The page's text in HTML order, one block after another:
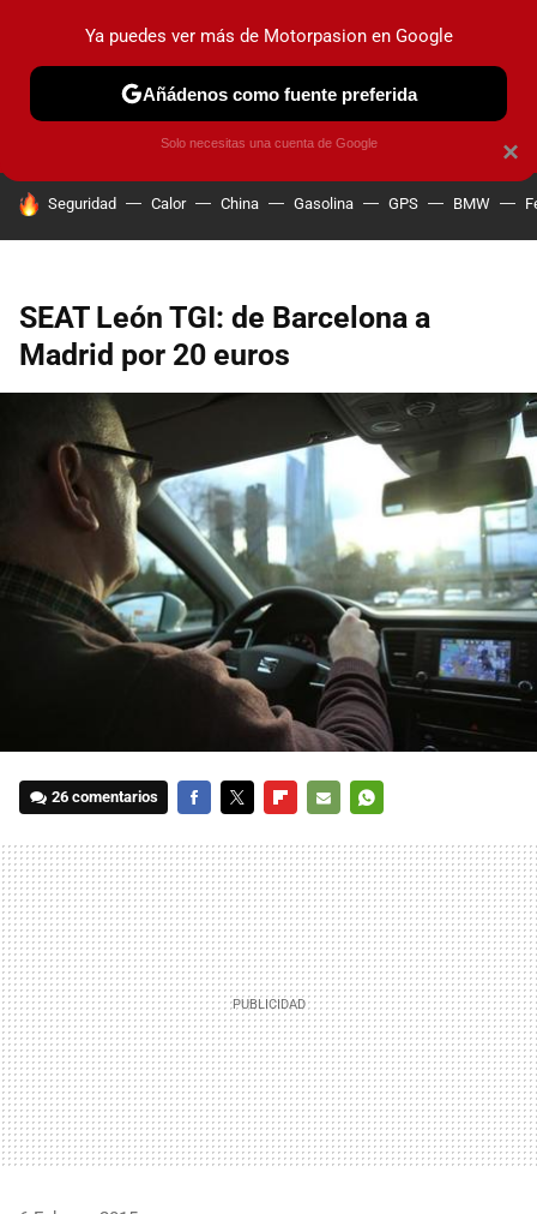
PRUEBAS COCHES ELÉCTRICOS OBSERVATORIO
HOY SE HABLA DE
Seguridad Calor China Gasolina GPS BMW
SEAT León TGI: de Barcelona a
Madrid por 20 euros
26 comentarios
MAIL
×
Ya puedes ver más de Motorpasion en Google
Añádenos como fuente preferida
Solo necesitas una cuenta de Google